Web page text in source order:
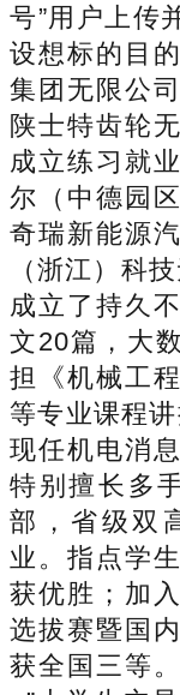
号”用户上传
设想标的目
集团无限公
陕士特齿轮
成立练习就
尔（中德园
奇瑞新能源
（浙江）科
成立了持久
文20篇，大
担《机械工
等专业课程
现任机电消
特别擅长多
部，省级双
业。指点学
获优胜；加
选拔赛暨国
获全国三等